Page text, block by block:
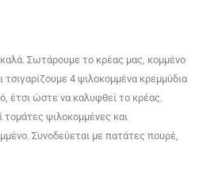
Σωτάρουμε το κρέας μας, κομμένο
τσιγαρίζουμε 4 ψιλοκομμένα κρεμμύδια
έτσι ώστε να καλυφθεί το κρέας.
ψιλοκομμένες και
Συνοδεύεται με πατάτες πουρέ,